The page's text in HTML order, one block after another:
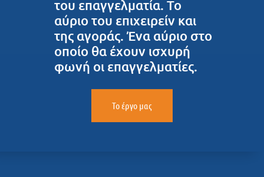
του επαγγελματία. Το
αύριο του επιχειρείν και
της αγοράς. Ένα αύριο στο
οποίο θα έχουν ισχυρή
φωνή οι επαγγελματίες.
Το έργο μας